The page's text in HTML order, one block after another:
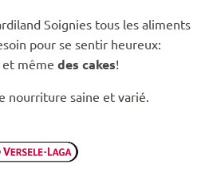
Soignies tous les aliments
pour se sentir heureux:
et même des cakes!
nourriture saine et varié.